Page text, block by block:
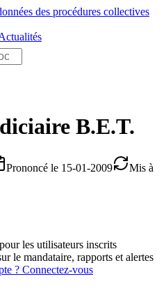
des procédures collectives
B.E.T.
Prononcé le 15-01-2009
Mis à
les utilisateurs inscrits
le mandataire, rapports et alertes
? Connectez-vous